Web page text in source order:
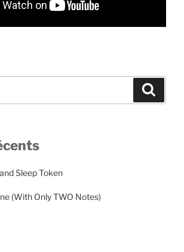
Sleep Token
(With Only TWO Notes)